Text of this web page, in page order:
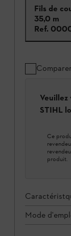
Fils de
35,0 m
Ref.
Comparer
Veuillez
STIHL
Ce
produit.
Mode